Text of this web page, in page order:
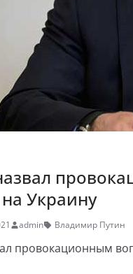
Украину
admin Владимир Путин
провокационным